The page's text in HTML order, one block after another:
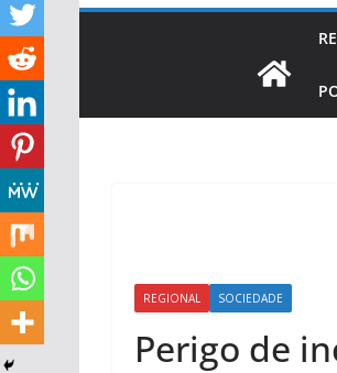
REGIONAL SOCIEDADE
Perigo de